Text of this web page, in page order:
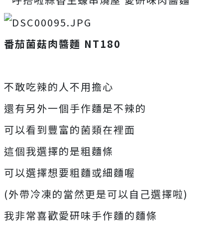
番茄菌菇肉醬麵 NT180
不敢吃辣的人不用擔心
還有另外一個手作麵是不辣的
可以看到豐富的菌類在裡面
這個我選擇的是粗麵條
可以選擇想要粗麵或細麵喔
(外帶冷凍的當然更是可以自己選擇啦)
我非常喜歡愛研味手作麵的麵條